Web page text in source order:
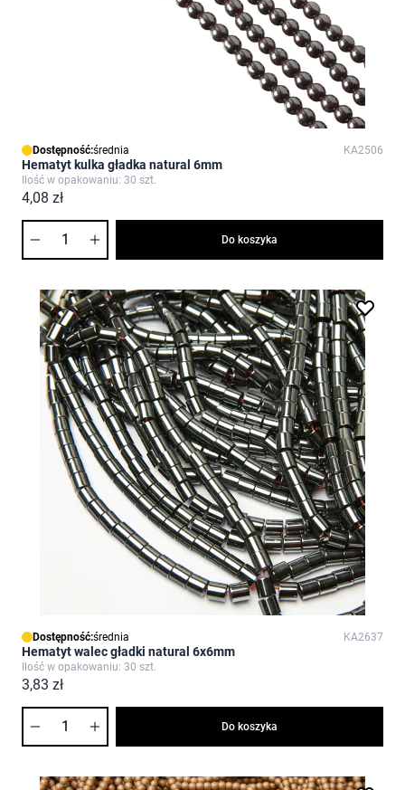
Dostępność:średnia KA2506
Hematyt kulka gładka natural 6mm
Ilość w opakowaniu: 30 szt.
4,08 zł
Do koszyka
Dostępność:średnia KA2637
Hematyt walec gładki natural 6x6mm
Ilość w opakowaniu: 30 szt.
3,83 zł
Do koszyka